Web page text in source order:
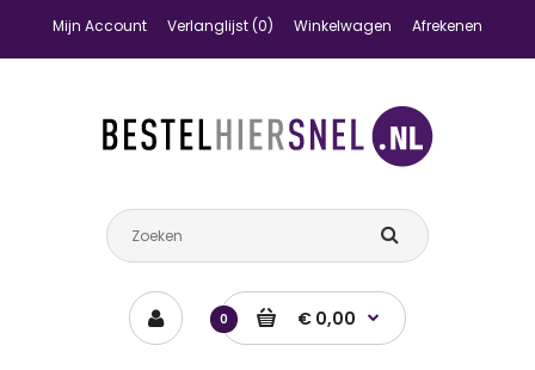
Mijn Account Verlanglijst (0) Winkelwagen Afrekenen
0 € 0,00